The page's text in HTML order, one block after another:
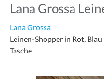
Lana Grossa
Lana Grossa
Leinen-Shopper in Rot,
Tasche